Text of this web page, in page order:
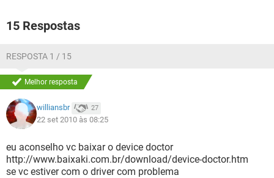
15 Respostas
RESPOSTA 1 / 15
Melhor resposta
williansbr 27
22 set 2010 às 08:25
eu aconselho vc baixar o device doctor
http://www.baixaki.com.br/download/device-doctor.htm
se vc estiver com o driver com problema